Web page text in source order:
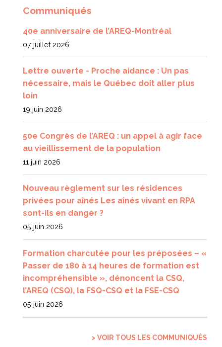
Communiqués
40e anniversaire de l’AREQ-Montréal
07 juillet 2026
Lettre ouverte - Proche aidance : Un pas
nécessaire, mais le Québec doit aller plus
loin
19 juin 2026
50e Congrès de l’AREQ : un appel à agir face
au vieillissement de la population
11 juin 2026
Nouveau règlement sur les résidences
privées pour aînés Les aînés vivant en RPA
sont-ils en danger ?
05 juin 2026
Formation charcutée pour les préposées – «
Passer de 180 à 14 heures de formation est
incompréhensible », dénoncent la CSQ,
l’AREQ (CSQ), la FSQ-CSQ et la FSE-CSQ
05 juin 2026
> VOIR TOUS LES COMMUNIQUÉS